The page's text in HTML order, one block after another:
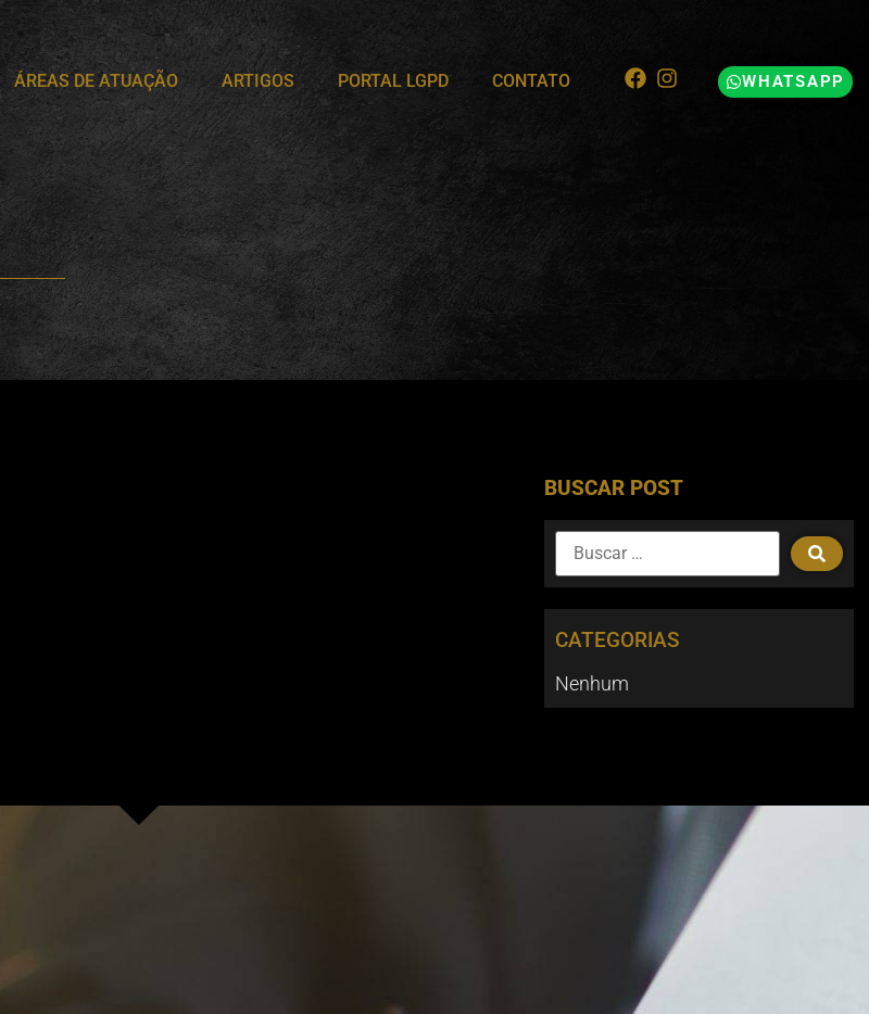
ÁREAS DE ATUAÇÃO ARTIGOS PORTAL LGPD CONTATO WHATSAPP
BUSCAR POST
CATEGORIAS
Nenhum